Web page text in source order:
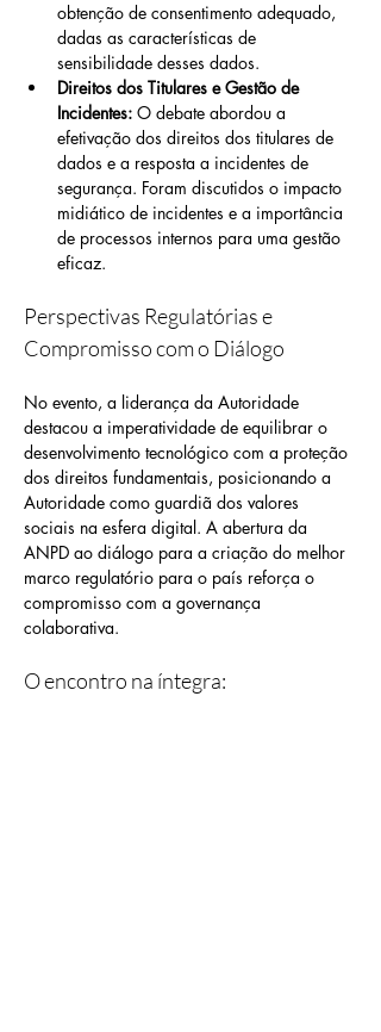
obtenção de consentimento adequado,
dadas as características de
sensibilidade desses dados.
Direitos dos Titulares e Gestão de
Incidentes: O debate abordou a
efetivação dos direitos dos titulares de
dados e a resposta a incidentes de
segurança. Foram discutidos o impacto
midiático de incidentes e a importância
de processos internos para uma gestão
eficaz.
Perspectivas Regulatórias e
Compromisso com o Diálogo
No evento, a liderança da Autoridade
destacou a imperatividade de equilibrar o
desenvolvimento tecnológico com a proteção
dos direitos fundamentais, posicionando a
Autoridade como guardiã dos valores
sociais na esfera digital. A abertura da
ANPD ao diálogo para a criação do melhor
marco regulatório para o país reforça o
compromisso com a governança
colaborativa.
O encontro na íntegra: